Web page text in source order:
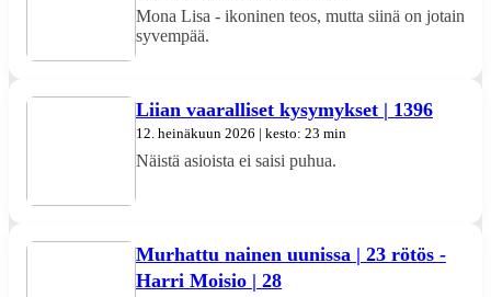
Mona Lisa - ikoninen teos, mutta siinä on jotain
syvempää.
Liian vaaralliset kysymykset | 1396
12. heinäkuun 2026 | kesto: 23 min
Näistä asioista ei saisi puhua.
Murhattu nainen uunissa | 23 rötös -
Harri Moisio | 28